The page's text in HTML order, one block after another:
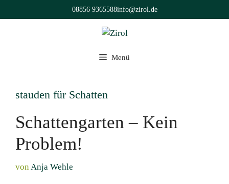
Inhalt
08856 9365588info@zirol.de
Menü
stauden für Schatten
Schattengarten – Kein
Problem!
von Anja Wehle